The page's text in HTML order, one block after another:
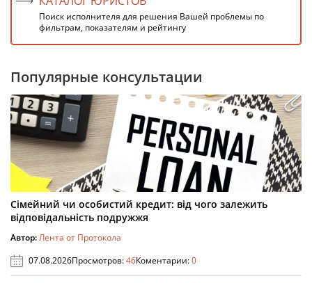
Поиск исполнителя для решения Вашей проблемы по
фильтрам, показателям и рейтингу
Популярные консультации
Сімейний чи особистий кредит: від чого залежить
відповідальність подружжя
Автор:Лента от Протокола
07.08.2026Просмотров:46Коментарии:0